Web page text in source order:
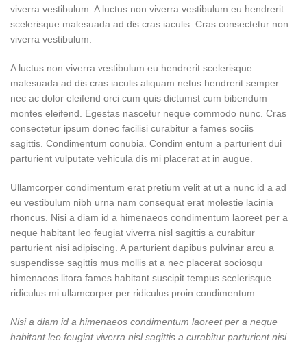
viverra vestibulum. A luctus non viverra vestibulum eu hendrerit
scelerisque malesuada ad dis cras iaculis. Cras consectetur non
viverra vestibulum.
A luctus non viverra vestibulum eu hendrerit scelerisque
malesuada ad dis cras iaculis aliquam netus hendrerit semper
nec ac dolor eleifend orci cum quis dictumst cum bibendum
montes eleifend. Egestas nascetur neque commodo nunc. Cras
consectetur ipsum donec facilisi curabitur a fames sociis
sagittis. Condimentum conubia. Condim entum a parturient dui
parturient vulputate vehicula dis mi placerat at in augue.
Ullamcorper condimentum erat pretium velit at ut a nunc id a ad
eu vestibulum nibh urna nam consequat erat molestie lacinia
rhoncus. Nisi a diam id a himenaeos condimentum laoreet per a
neque habitant leo feugiat viverra nisl sagittis a curabitur
parturient nisi adipiscing. A parturient dapibus pulvinar arcu a
suspendisse sagittis mus mollis at a nec placerat sociosqu
himenaeos litora fames habitant suscipit tempus scelerisque
ridiculus mi ullamcorper per ridiculus proin condimentum.
Nisi a diam id a himenaeos condimentum laoreet per a neque
habitant leo feugiat viverra nisl sagittis a curabitur parturient nisi